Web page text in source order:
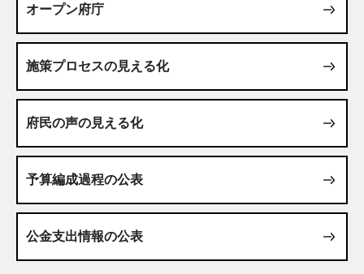
オープン府庁
施策プロセスの見える化
府民の声の見える化
予算編成過程の公表
公金支出情報の公表